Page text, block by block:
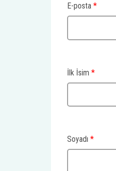
E-posta *
İlk İsim *
Soyadı *